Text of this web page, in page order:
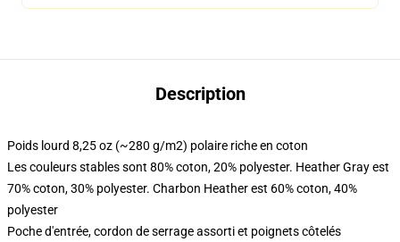
Description
Poids lourd 8,25 oz (~280 g/m2) polaire riche en coton
Les couleurs stables sont 80% coton, 20% polyester. Heather Gray est
70% coton, 30% polyester. Charbon Heather est 60% coton, 40%
polyester
Poche d'entrée, cordon de serrage assorti et poignets côtelés